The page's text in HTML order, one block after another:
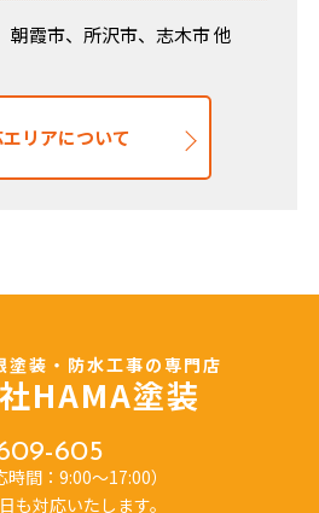
朝霞市、所沢市、志木市 他
リアについて
塗装・防水工事の専門店
HAMA塗装
605
時間：9:00～17:00）
も対応いたします。